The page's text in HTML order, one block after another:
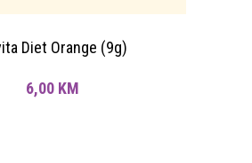
Diet Orange (9g)
6,00 KM